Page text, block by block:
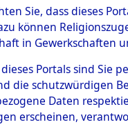
Sie, dass dieses
können
in Gewerkschaften
Portals sind Sie
die schutzwürdigen
Daten
erscheinen,